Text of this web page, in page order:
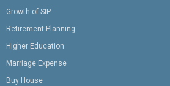
Growth of SIP
Retirement Planning
Higher Education
Marriage Expense
Buy House